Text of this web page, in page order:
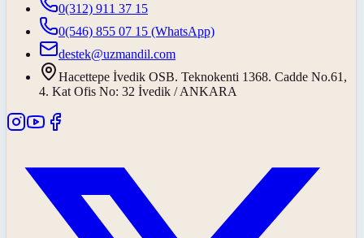
0(312) 911 37 15
0(546) 855 07 15 (WhatsApp)
destek@uzmandil.com
Hacettepe İvedik OSB. Teknokenti 1368. Cadde No.61,
4. Kat Ofis No: 32 İvedik / ANKARA